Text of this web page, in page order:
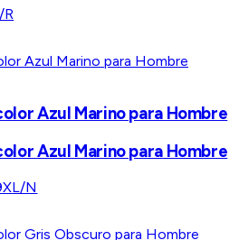
Azul Marino para Hombre
Azul Marino para Hombre
N